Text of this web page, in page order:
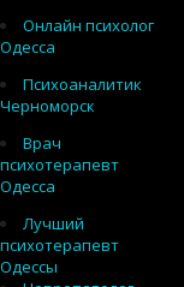
Онлайн психолог
Одесса
Психоаналитик
Черноморск
Врач
психотерапевт
Одесса
Лучший
психотерапевт
Одессы